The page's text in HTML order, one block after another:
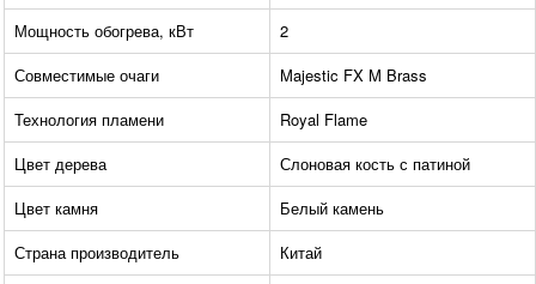
Мощность обогрева, кВт
2
Совместимые очаги
Majestic FX M Brass
Технология пламени
Royal Flame
Цвет дерева
Слоновая кость с патиной
Цвет камня
Белый камень
Страна производитель
Китай